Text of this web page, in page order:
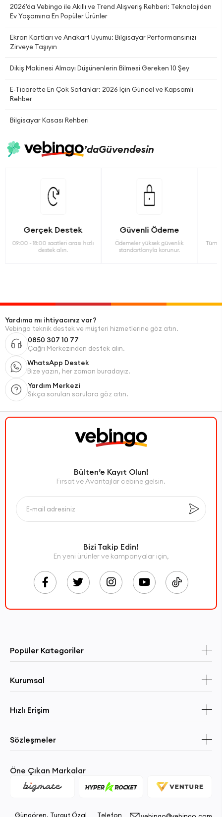
2026’da Vebingo ile Akıllı ve Trend Alışveriş Rehberi: Teknolojiden
Ev Yaşamına En Popüler Ürünler
Ekran Kartları ve Anakart Uyumu: Bilgisayar Performansınızı
Zirveye Taşıyın
Dikiş Makinesi Almayı Düşünenlerin Bilmesi Gereken 10 Şey
E-Ticarette En Çok Satanlar: 2026 İçin Güncel ve Kapsamlı
Rehber
Bilgisayar Kasası Rehberi
’daGüvendesin
Gerçek Destek
09:00 - 18:00 saatleri arası hızlı
destek alın.
Güvenli Ödeme
Ödemeler yüksek güvenlik
standartlarıyla korunur.
Tüm
Yardıma mı ihtiyacınız var?
Vebingo teknik destek ve müşteri hizmetlerine göz atın.
0850 307 10 77
Çağrı Merkezinden destek alın.
WhatsApp Destek
Bize yazın, her zaman buradayız.
Yardım Merkezi
Sıkça sorulan sorulara göz atın.
Bülten’e Kayıt Olun!
Fırsat ve Avantajlar cebine gelsin.
Bizi Takip Edin!
En yeni ürünler ve kampanyalar için,
Popüler Kategoriler
Kurumsal
Hızlı Erişim
Sözleşmeler
Öne Çıkan Markalar
Güngören, Turgut Özal Telefon